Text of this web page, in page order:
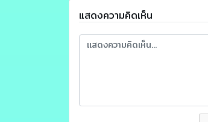
แสดงความคิดเห็น